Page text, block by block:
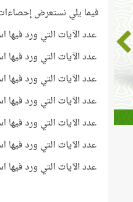
فيما يلي نستعرض إحصاءات
عدد الآيات التي ورد فيها
عدد الآيات التي ورد فيها
عدد الآيات التي ورد فيها اسم
عدد الآيات التي ورد فيها اسم
عدد الآيات التي ورد فيها اسم
عدد الآيات التي ورد فيها اسم
عدد الآيات التي ورد فيها اسم